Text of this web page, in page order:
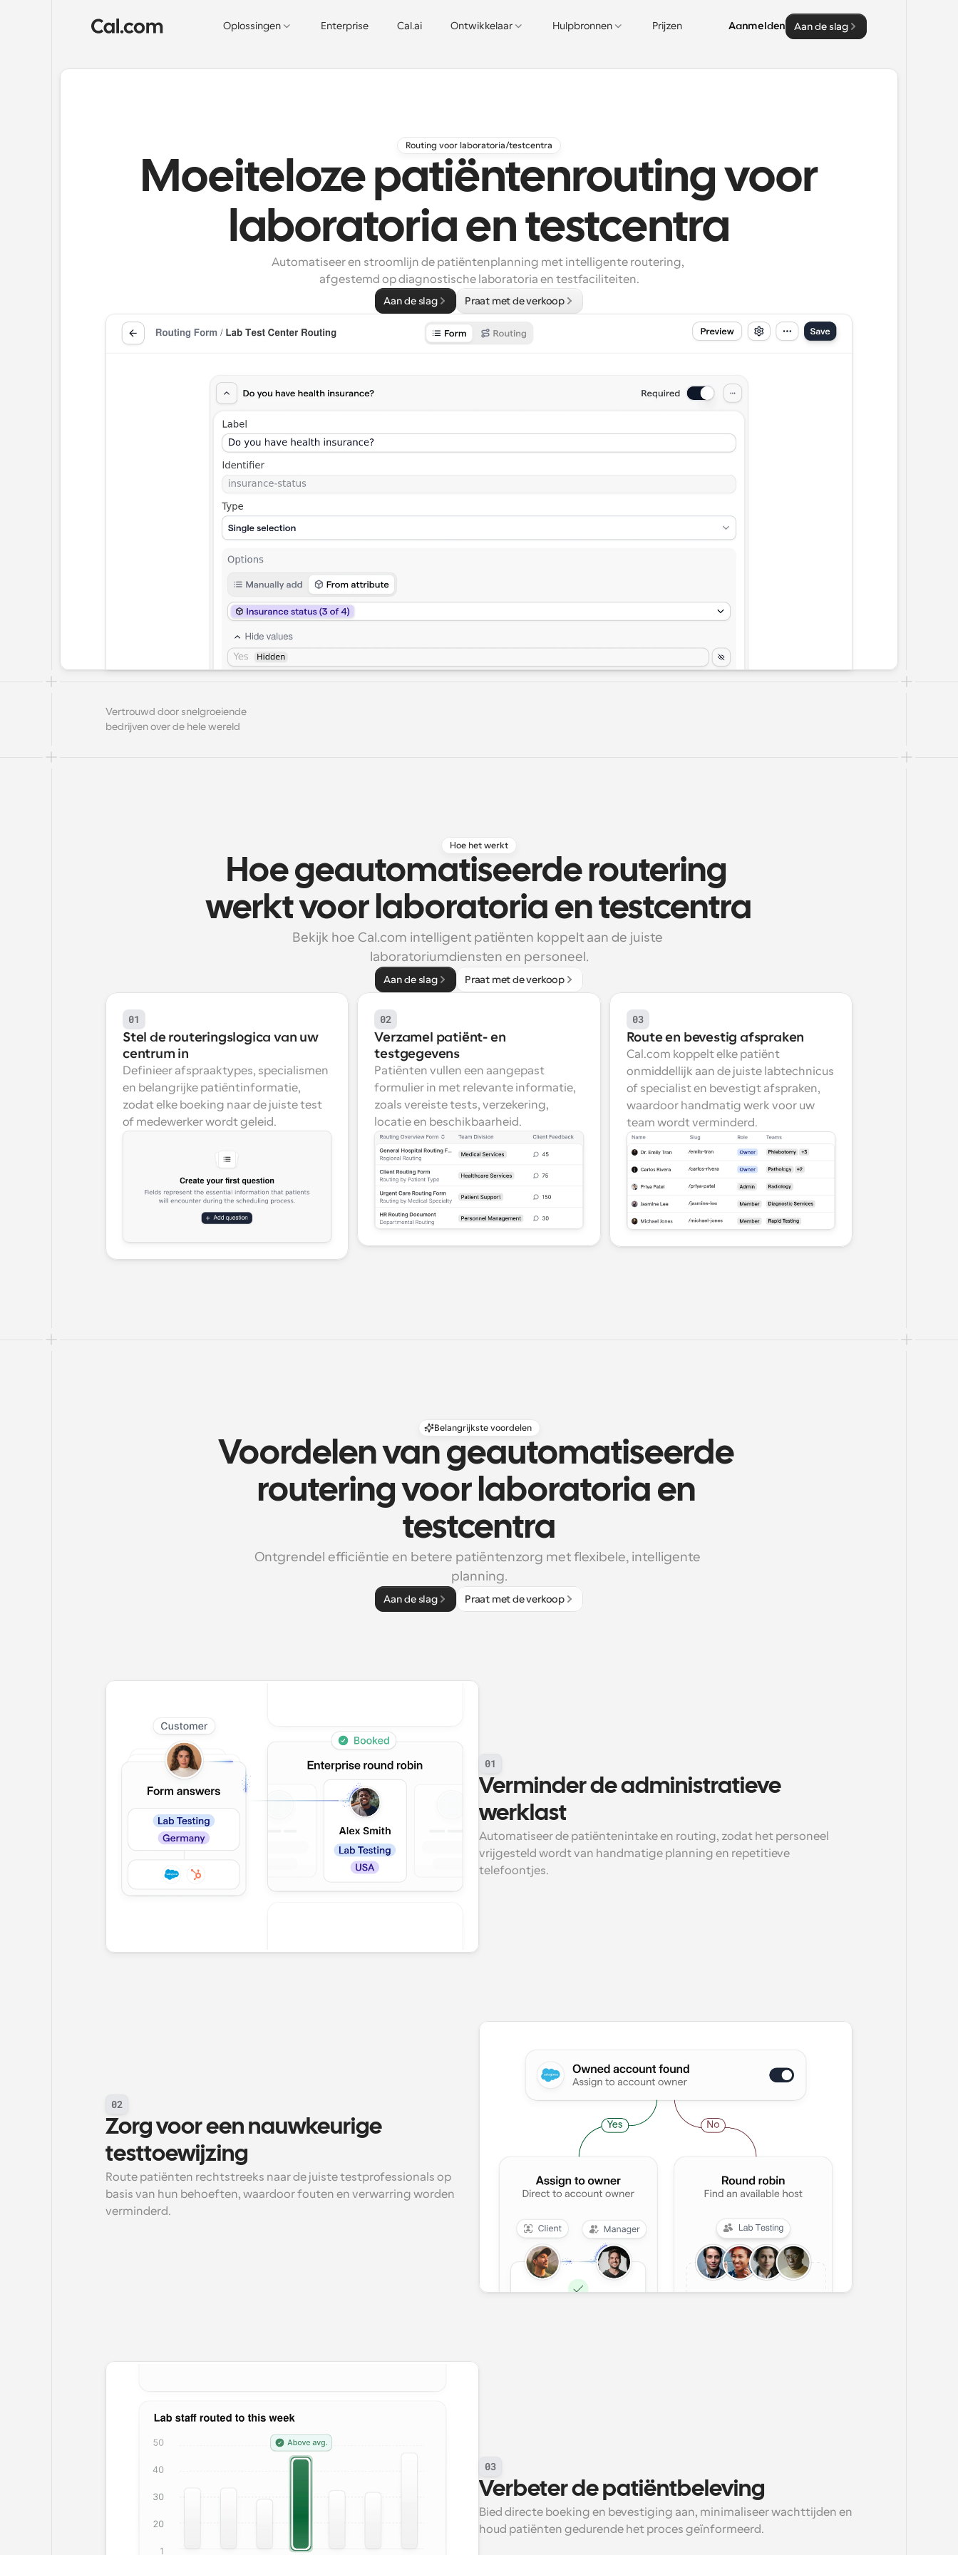
Oplossingen Enterprise Cal.ai Ontwikkelaar Hulpbronnen Prijzen Aanmelden Aan de slag
Routing voor laboratoria/testcentra
Moeiteloze patiëntenrouting voor
laboratoria en testcentra
Automatiseer en stroomlijn de patiëntenplanning met intelligente routering,
afgestemd op diagnostische laboratoria en testfaciliteiten.
Aan de slag Praat met de verkoop
Vertrouwd door snelgroeiende
bedrijven over de hele wereld
Hoe het werkt
Hoe geautomatiseerde routering
werkt voor laboratoria en testcentra
Bekijk hoe Cal.com intelligent patiënten koppelt aan de juiste
laboratoriumdiensten en personeel.
Aan de slag Praat met de verkoop
01
Stel de routeringslogica van uw
centrum in
Definieer afspraaktypes, specialismen
en belangrijke patiëntinformatie,
zodat elke boeking naar de juiste test
of medewerker wordt geleid.
02
Verzamel patiënt- en
testgegevens
Patiënten vullen een aangepast
formulier in met relevante informatie,
zoals vereiste tests, verzekering,
locatie en beschikbaarheid.
03
Route en bevestig afspraken
Cal.com koppelt elke patiënt
onmiddellijk aan de juiste labtechnicus
of specialist en bevestigt afspraken,
waardoor handmatig werk voor uw
team wordt verminderd.
Belangrijkste voordelen
Voordelen van geautomatiseerde
routering voor laboratoria en
testcentra
Ontgrendel efficiëntie en betere patiëntenzorg met flexibele, intelligente
planning.
Aan de slag Praat met de verkoop
01
Verminder de administratieve
werklast
Automatiseer de patiëntenintake en routing, zodat het personeel
vrijgesteld wordt van handmatige planning en repetitieve
telefoontjes.
02
Zorg voor een nauwkeurige
testtoewijzing
Route patiënten rechtstreeks naar de juiste testprofessionals op
basis van hun behoeften, waardoor fouten en verwarring worden
verminderd.
03
Verbeter de patiëntbeleving
Bied directe boeking en bevestiging aan, minimaliseer wachttijden en
houd patiënten gedurende het proces geïnformeerd.